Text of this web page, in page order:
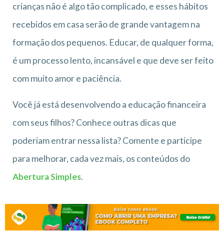
crianças não é algo tão complicado, e esses hábitos
recebidos em casa serão de grande vantagem na
formação dos pequenos. Educar, de qualquer forma,
é um processo lento, incansável e que deve ser feito
com muito amor e paciência.
Você já está desenvolvendo a educação financeira
com seus filhos? Conhece outras dicas que
poderiam entrar nessa lista? Comente e participe
para melhorar, cada vez mais, os conteúdos do
Abertura Simples.